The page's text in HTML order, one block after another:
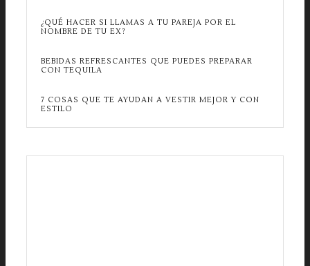
¿QUÉ HACER SI LLAMAS A TU PAREJA POR EL
NOMBRE DE TU EX?
BEBIDAS REFRESCANTES QUE PUEDES PREPARAR
CON TEQUILA
7 COSAS QUE TE AYUDAN A VESTIR MEJOR Y CON
ESTILO